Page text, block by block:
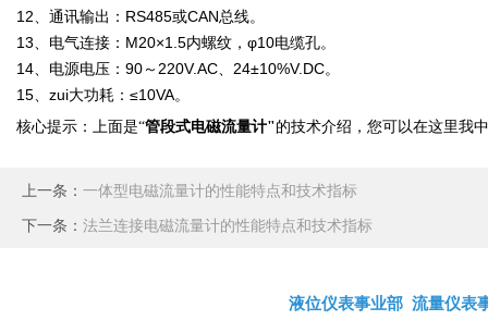
12、通讯输出：RS485或CAN总线。
13、电气连接：M20×1.5内螺纹，φ10电缆孔。
14、电源电压：90～220V.AC、24±10%V.DC。
15、zui大功耗：≤10VA。
核心提示：上面是“管段式电磁流量计"的技术介绍，您可以在这里我
上一条： 一体型电磁流量计的性能特点和技术指标
下一条： 法兰连接电磁流量计的性能特点和技术指标
液位仪表事业部 流量仪表